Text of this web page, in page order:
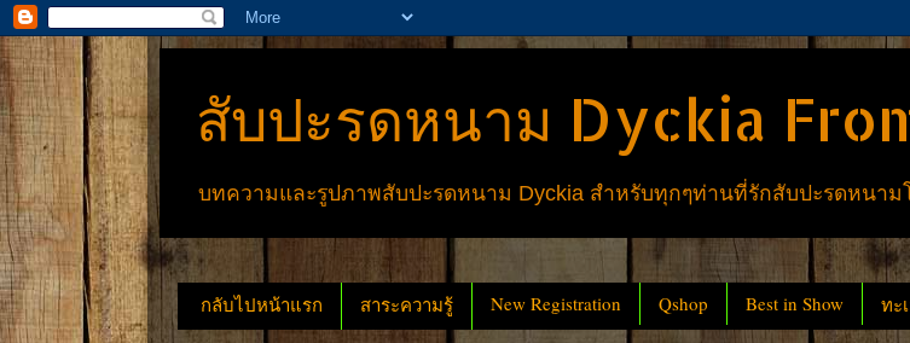
สับปะรดหนาม Dyckia
บทความและรูปภาพสับปะรดหนาม Dyckia สำหรับทุกๆท่านที่รักสับปะรดหนามโ
กลับไปหน้าแรก สาระความรู้ New Registration Qshop Best in Show ทะ